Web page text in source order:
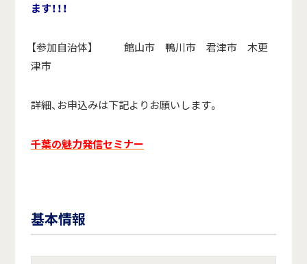
ます！！！
【参加自治体】 館山市 鴨川市 君津市 木更
津市
詳細、お申込みは下記よりお願いします。
千葉の魅力発信セミナー
基本情報